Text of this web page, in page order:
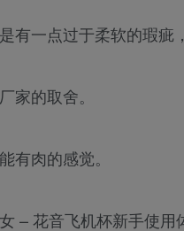
有一点过于柔软的瑕疵，
家的取舍。
有肉的感觉。